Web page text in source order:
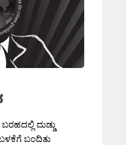
ದುಡ್ಡು
ಬಂದಿತು